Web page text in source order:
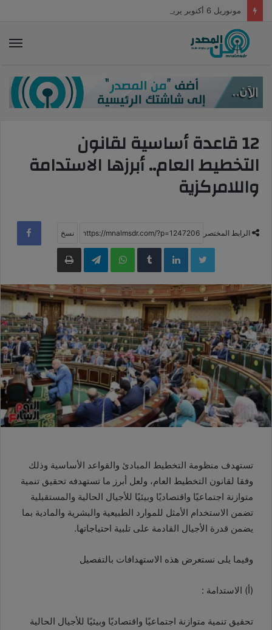
مونوريل 6 أكتوبر يربط 13 منطقة.. اعرف التفاصيل
12 قاعدة أساسية لقانون
التخطيط العام.. أبرزها الاستدامة
واللامركزية
الرابط المختصر
LinkedIn
WhatsApp
Telegramطباعة
تستهدف منظومة التخطيط المبادئ والقواعد الأساسية وذلك
وفقا لقانون التخطيط العام، ولعل أبرز ما تستهدفه تحقيق تنمية
متوازنة اجتماعيًا واقتصاديًا وبيئيًا للأجيال الحالية والمستقبلية
تضمن الاستخدام الأمثل للموارد الطبيعية والبشرية والمادية بما
يضمن قدرة الأجيال القادمة على تلبية احتياجاتها.
وفيما يلى نستعرض هذه الاستهدافات بالتفصيل
(أ) الاستدامة :
تحقيق تنمية متوازنة اجتماعيًا واقتصاديًا وبيئيًا للأجيال الحالية